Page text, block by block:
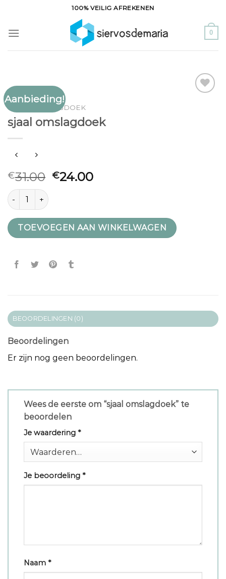
inhoud
100% VEILIG AFREKENEN
0
Aanbieding!
SJAAL OMSLAGDOEK
sjaal omslagdoek
€31.00 €24.00
sjaal omslagdoek aantal
TOEVOEGEN AAN WINKELWAGEN
BEOORDELINGEN (0)
Beoordelingen
Er zijn nog geen beoordelingen.
Wees de eerste om “sjaal omslagdoek” te
beoordelen
Je waardering *
Je beoordeling *
Naam *